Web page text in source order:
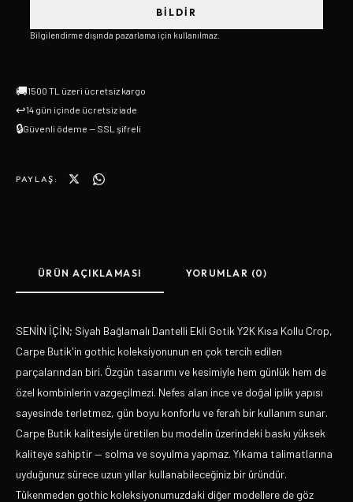
BILDIR
Bilgilendirme dışında pazarlama için kullanılmaz.
🚚1500 TL üzeri ücretsiz kargo
↩14 gün içinde ücretsiz iade
🔒Güvenli ödeme — SSL şifreli
PAYLAŞ:
ÜRÜN AÇIKLAMASI YORUMLAR (0)
SENİN İÇİN; Siyah Bağlamalı Dantelli Ekli Gotik Y2K Kısa Kollu Crop,
Carpe Butik'in gothic koleksiyonunun en çok tercih edilen
parçalarından biri. Özgün tasarımı ve kesimiyle hem günlük hem de
özel kombinlerin vazgeçilmezi. Nefes alan ince ve doğal iplik yapısı
sayesinde terletmez, gün boyu konforlu ve ferah bir kullanım sunar.
Carpe Butik kalitesiyle üretilen bu modelin üzerindeki baskı yüksek
kaliteye sahiptir — solma ve soyulma yapmaz. Yıkama talimatlarına
uyduğunuz sürece uzun yıllar kullanabileceğiniz bir üründür.
Tükenmeden gothic koleksiyonumuzdaki diğer modellere de göz